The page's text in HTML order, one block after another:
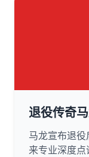
退役传奇
马龙宣布退
来专业深度点